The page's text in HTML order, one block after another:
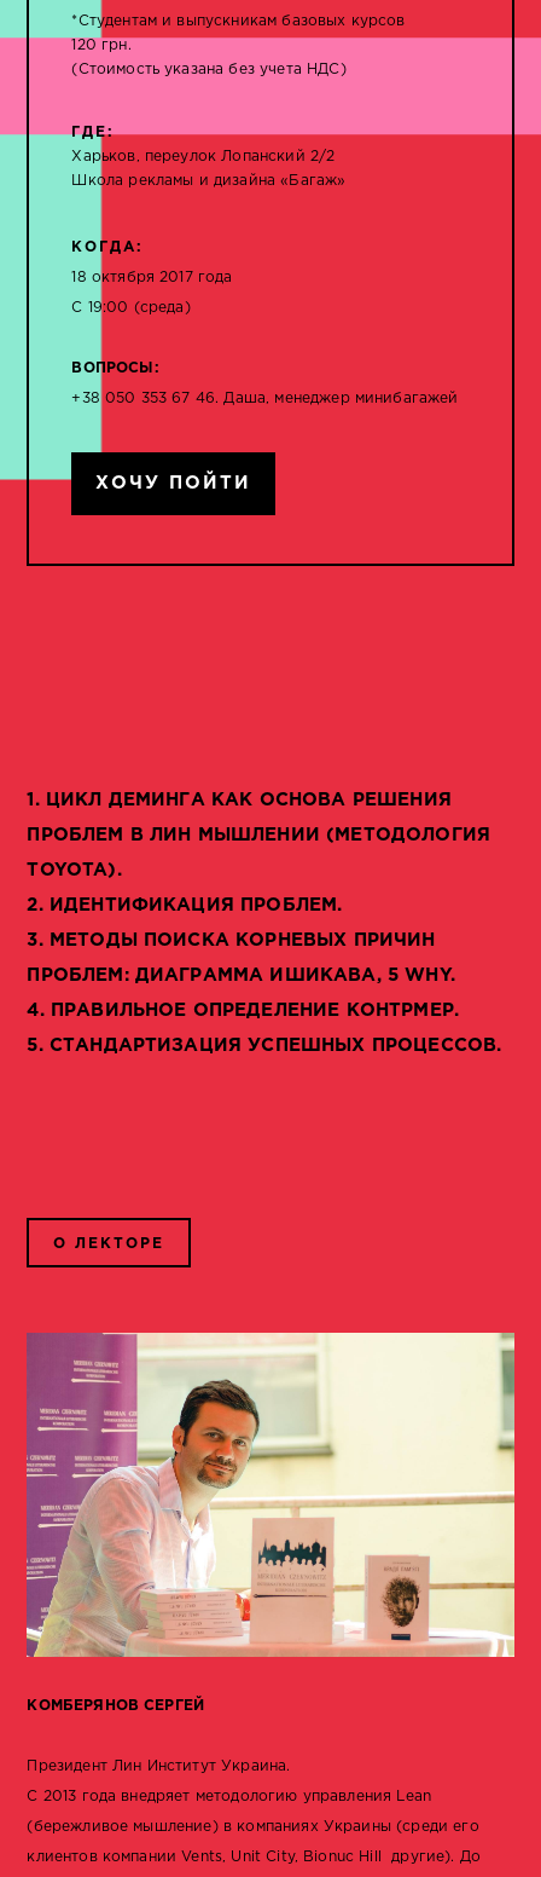
*Студентам и выпускникам базовых курсов
120 грн.
(Стоимость указана без учета НДС)
ГДЕ:
Харьков, переулок Лопанский 2/2
Школа рекламы и дизайна «Багаж»
КОГДА:
18 октября 2017 года
С 19:00 (среда)
ВОПРОСЫ:
+38 050 353 67 46. Даша, менеджер минибагажей
ХОЧУ ПОЙТИ
1. ЦИКЛ ДЕМИНГА КАК ОСНОВА РЕШЕНИЯ
ПРОБЛЕМ В ЛИН МЫШЛЕНИИ (МЕТОДОЛОГИЯ
TOYOTA).
2. ИДЕНТИФИКАЦИЯ ПРОБЛЕМ.
3. МЕТОДЫ ПОИСКА КОРНЕВЫХ ПРИЧИН
ПРОБЛЕМ: ДИАГРАММА ИШИКАВА, 5 WHY.
4. ПРАВИЛЬНОЕ ОПРЕДЕЛЕНИЕ КОНТРМЕР.
5. СТАНДАРТИЗАЦИЯ УСПЕШНЫХ ПРОЦЕССОВ.
О ЛЕКТОРЕ
КОМБЕРЯНОВ СЕРГЕЙ
Президент Лин Институт Украина.
С 2013 года внедряет методологию управления Lean
(бережливое мышление) в компаниях Украины (среди его
клиентов компании Vents, Unit City, Bionuc Hill другие). До